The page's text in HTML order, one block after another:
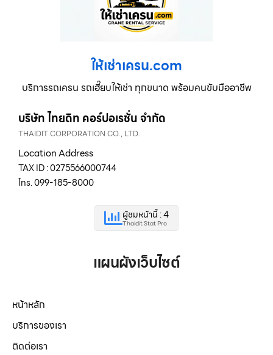
ให้เช่าเครน.com
บริการรถเครน รถเฮี๊ยบให้เช่า ทุกขนาด พร้อมคนขับมืออาชีพ
บริษัท ไทยดิท คอร์ปอเรชั่น จำกัด
THAIDIT CORPORATION CO., LTD.
Location Address
TAX ID : 0275566000744
โทร. 099-185-8000
ผู้ชมหน้านี้ : 4
Thaidit Stat Pro
แผนผังเว็บไซต์
หน้าหลัก
บริการของเรา
ติดต่อเรา